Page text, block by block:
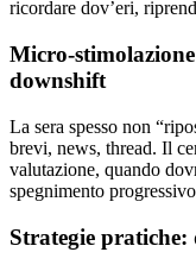
ricordare dov’eri,
Micro-
downshift
La sera spesso non
brevi, news, thread. Il
valutazione, quando
spegnimento
Strategie pratiche: